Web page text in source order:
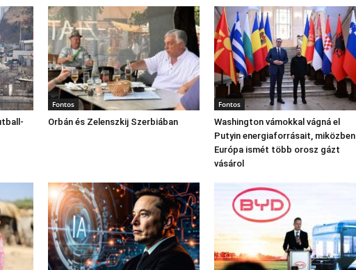
Fontos
Orbán és Zelenszkij Szerbiában
Fontos
Washington vámokkal vágná el
Putyin energiaforrásait, miközben
Európa ismét több orosz gázt
vásárol